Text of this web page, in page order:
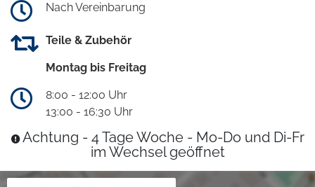
Nach Vereinbarung
Teile & Zubehör
Montag bis Freitag
8:00 - 12:00 Uhr
13:00 - 16:30 Uhr
Achtung - 4 Tage Woche - Mo-Do und Di-Fr
im Wechsel geöffnet